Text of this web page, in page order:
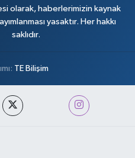
olarak, haberlerimizin kaynak
yasaktır. Her hakkı
saklıdır.
TE Bilişim